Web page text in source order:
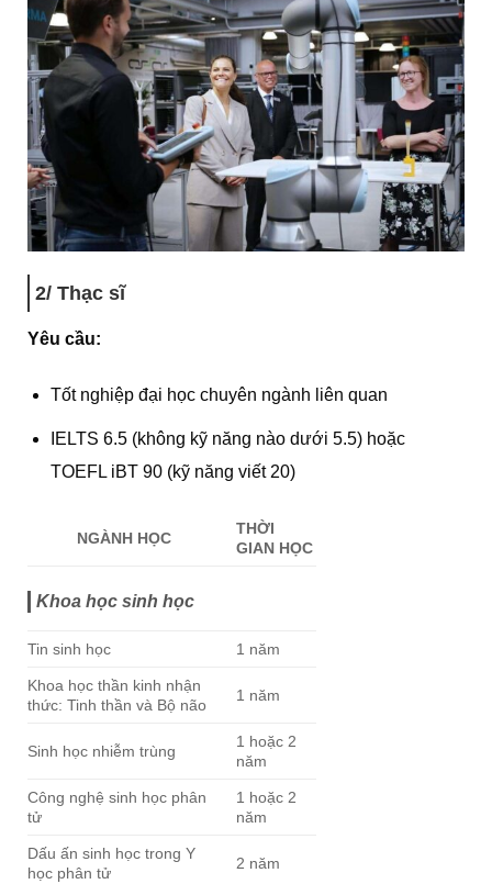
2/ Thạc sĩ
Yêu cầu:
Tốt nghiệp đại học chuyên ngành liên quan
IELTS 6.5 (không kỹ năng nào dưới 5.5) hoặc
TOEFL iBT 90 (kỹ năng viết 20)
NGÀNH HỌC
THỜI
GIAN HỌC
Khoa học sinh học
Tin sinh học 1 năm
Khoa học thần kinh nhận
thức: Tinh thần và Bộ não
1 năm
Sinh học nhiễm trùng
1 hoặc 2
năm
Công nghệ sinh học phân
tử
1 hoặc 2
năm
Dấu ấn sinh học trong Y
học phân tử
2 năm